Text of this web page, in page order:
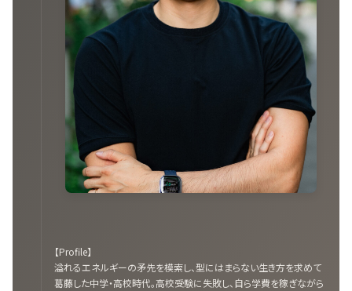
【Profile】
溢れるエネルギーの矛先を模索し、型にはまらない生き方を求めて
葛藤した中学・高校時代。高校受験に失敗し、自ら学費を稼ぎながら